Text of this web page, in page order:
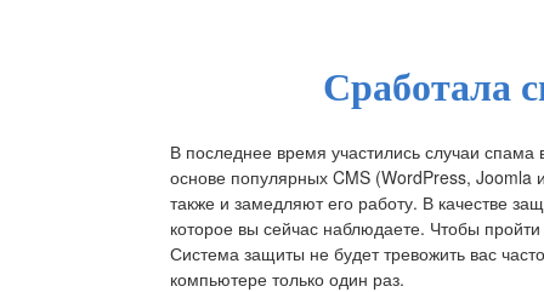
Сработала
В последнее время участились случаи
основе популярных CMS (WordPress, Joomla
также и замедляют его работу. В качестве
которое вы сейчас наблюдаете. Чтобы
Система защиты не будет тревожить вас
компьютере только один раз.